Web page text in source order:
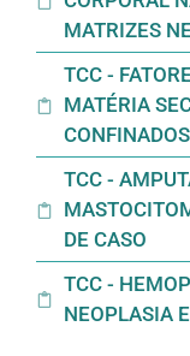
MATRIZES
TCC -
MATÉRIA
CONFINADOS
TCC -
DE CASO
TCC -
NEOPLASIA